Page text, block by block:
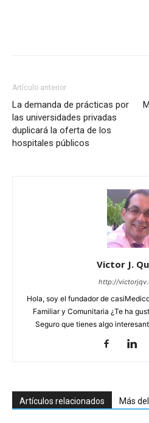
Artículo anterior
La demanda de prácticas por
las universidades privadas
duplicará la oferta de los
hospitales públicos
Victor J.
http://
Hola, soy el fundador de
Familiar y Comunitaria ¿Te ha
Seguro que tienes algo
Artículos relacionados Más